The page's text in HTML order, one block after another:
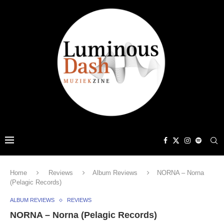
Home Reviews Album Reviews
NORNA – Norna
(Pelagic Records)
ALBUM REVIEWS REVIEWS
NORNA – Norna (Pelagic Records)